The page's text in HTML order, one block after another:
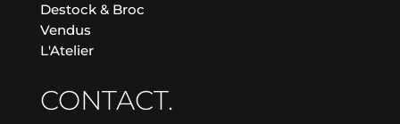
Destock & Broc
Vendus
L'Atelier
CONTACT.